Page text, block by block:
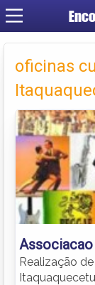
oficinas
Realização